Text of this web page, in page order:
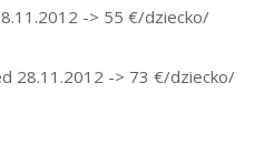
-> 55 €/dziecko/
28.11.2012 -> 73 €/dziecko/